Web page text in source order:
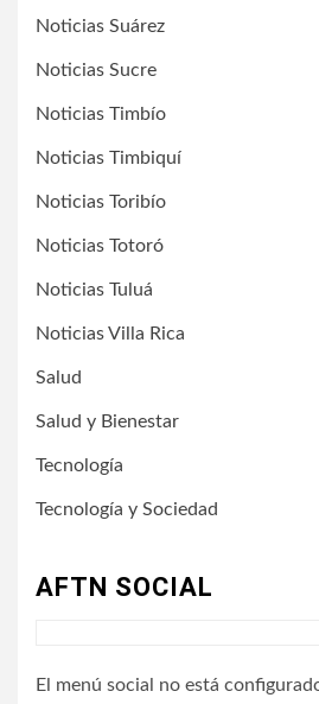
Noticias Suárez
Noticias Sucre
Noticias Timbío
Noticias Timbiquí
Noticias Toribío
Noticias Totoró
Noticias Tuluá
Noticias Villa Rica
Salud
Salud y Bienestar
Tecnología
Tecnología y Sociedad
AFTN SOCIAL
El menú social no está